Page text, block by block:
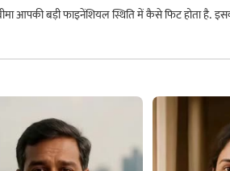
आपकी बड़ी फाइनेंशियल स्थिति में कैसे फिट होता है.